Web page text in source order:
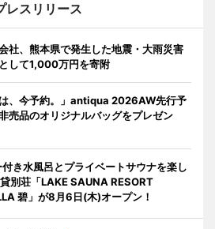
レスリリース
社、熊本県で発生した地震・大雨災害
して1,000万円を寄附
は、今予約。」antiqua 2026AW先行予
売品のオリジナルバッグをプレゼン
付き水風呂とプライベートサウナを楽し
別荘「LAKE SAUNA RESORT
碧」が8月6日(木)オープン！